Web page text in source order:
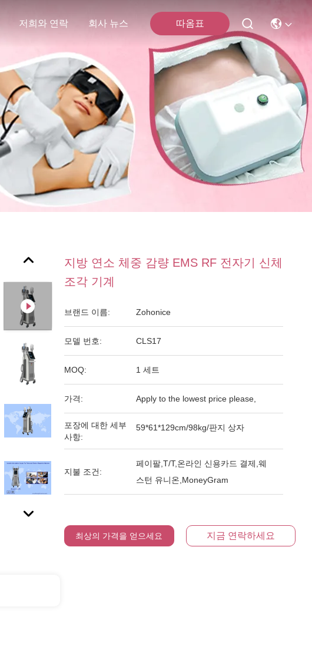
저희와 연락 회사 뉴스 따옴표
지방 연소 체중 감량 EMS RF 전자기 신체
조각 기계
브랜드 이름: Zohonice
모델 번호: CLS17
MOQ: 1 세트
가격: Apply to the lowest price please,
포장에 대한 세부
사항:
59*61*129cm/98kg/판지 상자
지불 조건:
페이팔,T/T,온라인 신용카드 결제,웨
스턴 유니온,MoneyGram
최상의 가격을 얻으세요 지금 연락하세요